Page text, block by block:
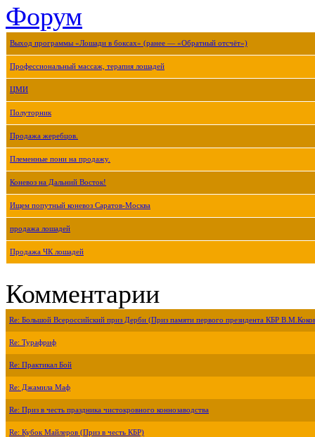
Форум
Выход программы «Лошади в боксах» (ранее — «Обратный отсчёт»)
Профессиональный массаж, терапия лошадей
ЦМИ
Полуторник
Продажа жеребцов.
Племенные пони на продажу.
Коневоз на Дальний Восток!
Ищем попутный коневоз Саратов-Москва
продажа лошадей
Продажа ЧК лошадей
Комментарии
Re: Большой Всероссийский приз Дерби (Приз памяти первого президента КБР
Re: Турафриф
Re: Практикал Бой
Re: Джамила Маф
Re: Приз в честь праздника чистокровного коннозаводства
Re: Кубок Майлеров (Приз в честь КБР)